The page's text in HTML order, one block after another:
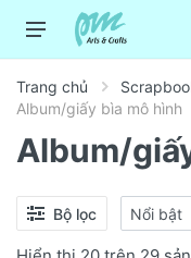
Trang chủ
Album/giấy bìa mô hình
Album/
Bộ lọc